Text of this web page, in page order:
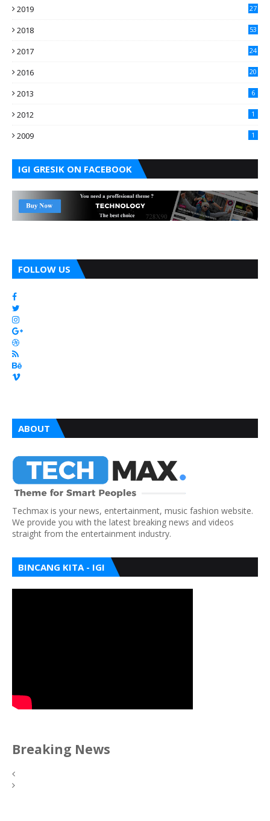
2019 27
2018 53
2017 24
2016 20
2013 6
2012 1
2009 1
IGI GRESIK ON FACEBOOK
FOLLOW US
ABOUT
Techmax is your news, entertainment, music fashion website.
We provide you with the latest breaking news and videos
straight from the entertainment industry.
BINCANG KITA - IGI
Breaking News